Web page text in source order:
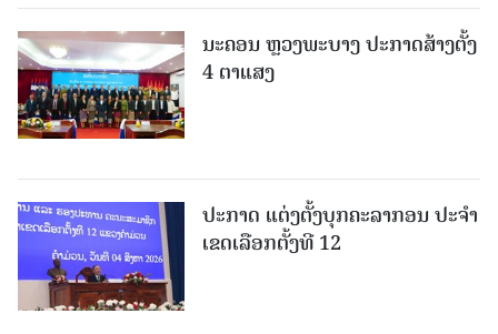
ນະຄອນ ຫຼວງພະບາງ ປະ​ກາດ​ສ້າງ​ຕັ້ງ
4 ຕາແສງ
ປະກາດ ແຕ່ງຕັ້ງບຸກຄະລາກອນ ປະຈໍາ
ເຂດເລືອກຕັ້ງທີ 12